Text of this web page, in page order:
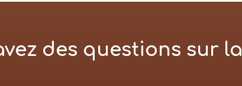
des questions sur la